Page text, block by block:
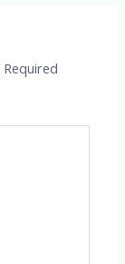
Required